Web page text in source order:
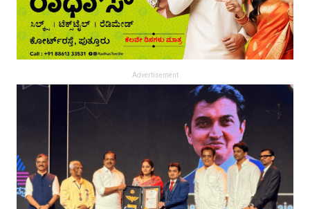
Advertisement